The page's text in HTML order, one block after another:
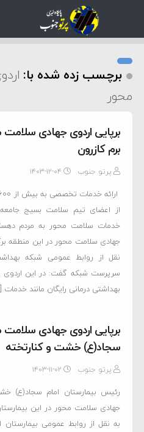
برچسب زده شده با:
محور
برپایی اردوی جهادی
برم کازرون
پرتو جنوب ۱۴۰۳-۱۲-۰۴
از اعضای تیم سلامت بسیج
خدمات سلامت محور به مردم
جهادی سلامت محور در این منطقه
نقل از روابط عمومی شبکه
بهداشتی درمانی رایگان مانند
برپایی اردوی جهادی سلامت
سجاد(ع) خشت و کنارتخته
پرتو جنوب ۱۴۰۳-۱۱-۰۲
رئیس بیمارستان امام سجاد(ع)
جهادی سلامت محور در این
به نقل از روابط عمومی